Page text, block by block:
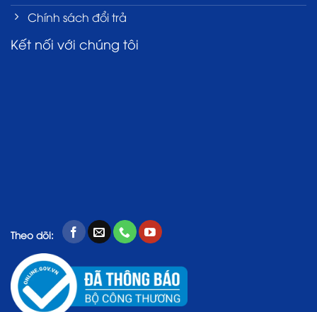
Chính sách đổi trả
Kết nối với chúng tôi
Theo dõi: